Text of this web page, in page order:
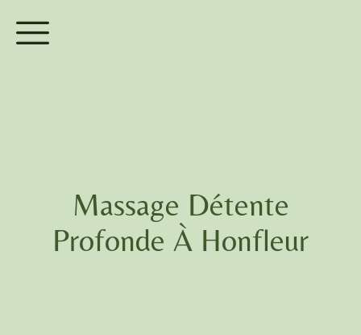
Massage Détente
Profonde À Honfleur